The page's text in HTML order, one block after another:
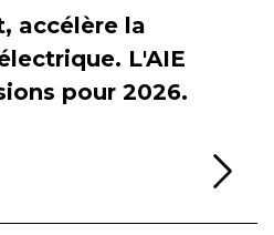
accélère la
L'AIE
pour 2026.